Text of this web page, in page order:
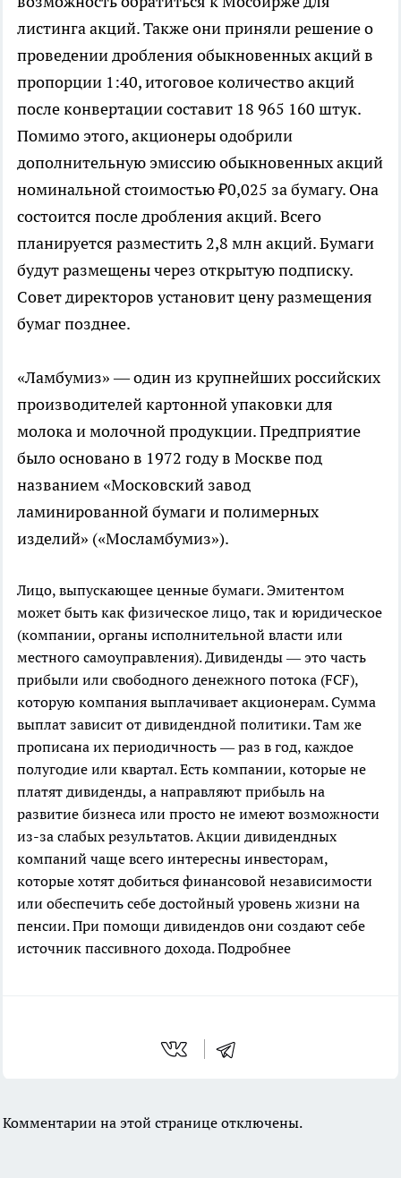
листинга акций. Также они приняли решение о
проведении дробления обыкновенных акций в
пропорции 1:40, итоговое количество акций
после конвертации составит 18 965 160 штук.
Помимо этого, акционеры одобрили
дополнительную эмиссию обыкновенных акций
номинальной стоимостью ₽0,025 за бумагу. Она
состоится после дробления акций. Всего
планируется разместить 2,8 млн акций. Бумаги
будут размещены через открытую подписку.
Совет директоров установит цену размещения
бумаг позднее.
«Ламбумиз» — один из крупнейших российских
производителей картонной упаковки для
молока и молочной продукции. Предприятие
было основано в 1972 году в Москве под
названием «Московский завод
ламинированной бумаги и полимерных
изделий» («Мосламбумиз»).
Лицо, выпускающее ценные бумаги. Эмитентом
может быть как физическое лицо, так и юридическое
(компании, органы исполнительной власти или
местного самоуправления). Дивиденды — это часть
прибыли или свободного денежного потока (FCF),
которую компания выплачивает акционерам. Сумма
выплат зависит от дивидендной политики. Там же
прописана их периодичность — раз в год, каждое
полугодие или квартал. Есть компании, которые не
платят дивиденды, а направляют прибыль на
развитие бизнеса или просто не имеют возможности
из-за слабых результатов. Акции дивидендных
компаний чаще всего интересны инвесторам,
которые хотят добиться финансовой независимости
или обеспечить себе достойный уровень жизни на
пенсии. При помощи дивидендов они создают себе
источник пассивного дохода.Подробнее
Комментарии на этой странице отключены.